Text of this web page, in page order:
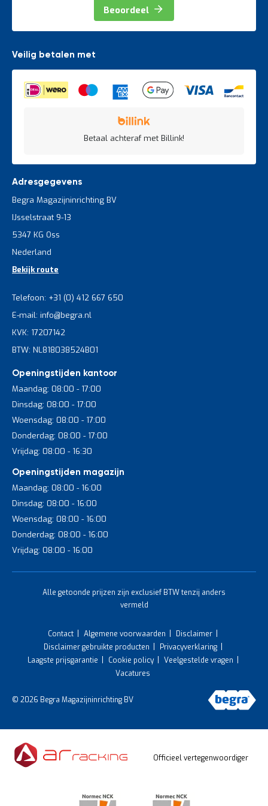
Beoordeel
Veilig betalen met
Betaal achteraf met Billink!
Adresgegevens
Begra Magazijninrichting BV
IJsselstraat 9-13
5347 KG Oss
Nederland
Bekijk route
Telefoon: +31 (0) 412 667 650
E-mail: info@begra.nl
KVK: 17207142
BTW: NL818038524B01
Openingstijden kantoor
Maandag: 08:00 - 17:00
Dinsdag: 08:00 - 17:00
Woensdag: 08:00 - 17:00
Donderdag: 08:00 - 17:00
Vrijdag: 08:00 - 16:30
Openingstijden magazijn
Maandag: 08:00 - 16:00
Dinsdag: 08:00 - 16:00
Woensdag: 08:00 - 16:00
Donderdag: 08:00 - 16:00
Vrijdag: 08:00 - 16:00
Alle getoonde prijzen zijn exclusief BTW tenzij anders
vermeld
Contact Algemene voorwaarden
Disclaimer
Disclaimer gebruikte producten
Privacyverklaring
Laagste prijsgarantie
Cookie policy
Veelgestelde vragen
Vacatures
© 2026 Begra Magazijninrichting BV
Officieel vertegenwoordiger